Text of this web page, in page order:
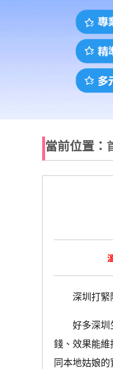
當前位置：
深圳打緊陰
好多深圳生
錢、效果能維
同本地姑娘